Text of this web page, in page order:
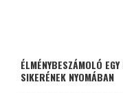
ÉLMÉNYBESZÁMOLÓ
SIKERÉNEK NYOMÁBAN